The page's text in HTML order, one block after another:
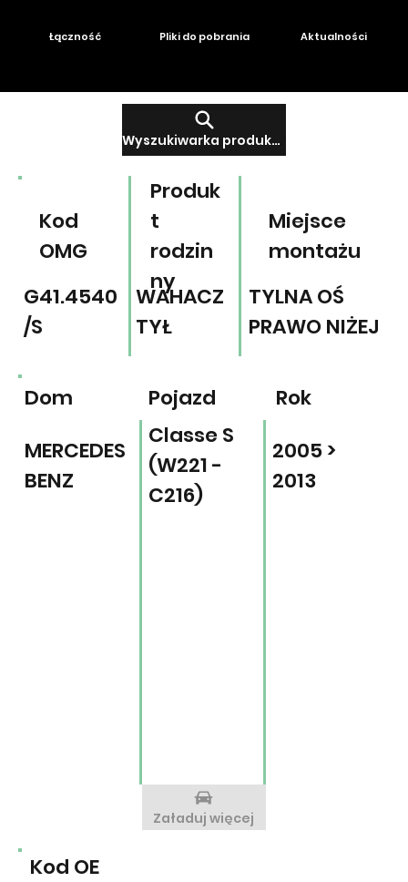
Wyszukiwarka produktów
Łączność Pliki do pobrania Aktualności
Miejsce
montażu
Produk
t
rodzin
ny
Kod
OMG
TYLNA OŚ
PRAWO NIŻEJ
WAHACZ
TYŁ
G41.4540
/S
Kod OE
Pojazd Rok
Dom
MERCEDES
BENZ
Classe S
(W221 -
C216)
2005 >
2013
Załaduj więcej